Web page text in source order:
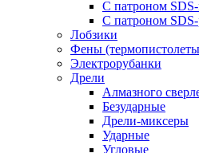
С патроном
С патроном
Лобзики
Фены
Электрорубанки
Дрели
Алмазного
Безударные
Дрели-миксеры
Ударные
Угловые